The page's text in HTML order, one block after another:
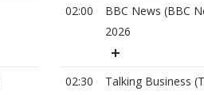
02:00
BBC News (BBC
2026
02:30
Talking Business